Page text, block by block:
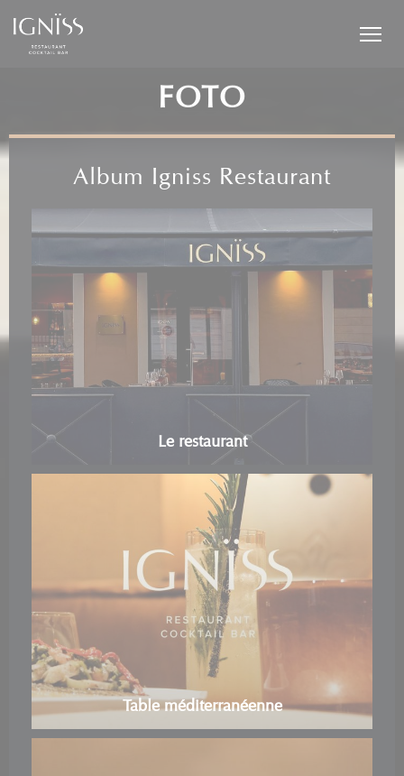
FOTO
Album Igniss Restaurant
Le restaurant
Table méditerranéenne